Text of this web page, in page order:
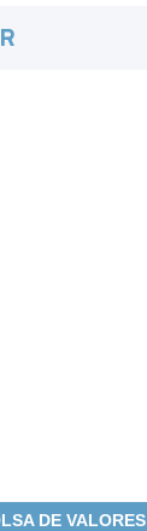
DE VALORES